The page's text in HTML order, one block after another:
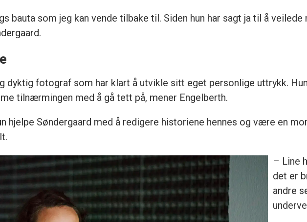
bauta som jeg kan vende tilbake til. Siden hun har sagt ja til å veilede
dyktig fotograf som har klart å utvikle sitt eget personlige uttrykk.
tilnærmingen med å gå tett på, mener Engelberth.
hjelpe Søndergaard med å redigere historiene hennes og være en
– Line
det er
andre